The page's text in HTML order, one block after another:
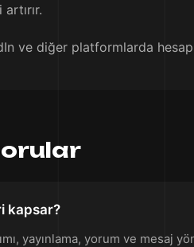
ve diğer platformlarda
kapsar?
yayınlama, yorum ve